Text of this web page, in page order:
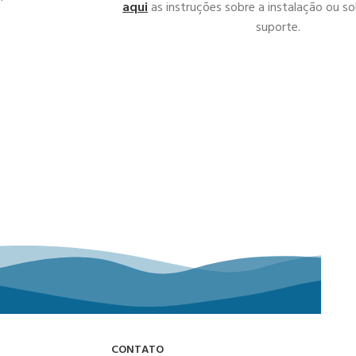
aquias instruções sobre a instalação ou
suporte.
CONTATO